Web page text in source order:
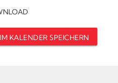
KALENDER SPEICHERN